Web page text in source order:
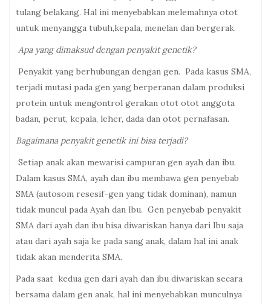
tulang belakang. Hal ini menyebabkan melemahnya otot
untuk menyangga tubuh,kepala, menelan dan bergerak.
Apa yang dimaksud dengan penyakit genetik?
Penyakit yang berhubungan dengan gen. Pada kasus SMA,
terjadi mutasi pada gen yang berperanan dalam produksi
protein untuk mengontrol gerakan otot otot anggota
badan, perut, kepala, leher, dada dan otot pernafasan.
Bagaimana penyakit genetik ini bisa terjadi?
Setiap anak akan mewarisi campuran gen ayah dan ibu.
Dalam kasus SMA, ayah dan ibu membawa gen penyebab
SMA (autosom resesif-gen yang tidak dominan), namun
tidak muncul pada Ayah dan Ibu. Gen penyebab penyakit
SMA dari ayah dan ibu bisa diwariskan hanya dari Ibu saja
atau dari ayah saja ke pada sang anak, dalam hal ini anak
tidak akan menderita SMA.
Pada saat kedua gen dari ayah dan ibu diwariskan secara
bersama dalam gen anak, hal ini menyebabkan munculnya